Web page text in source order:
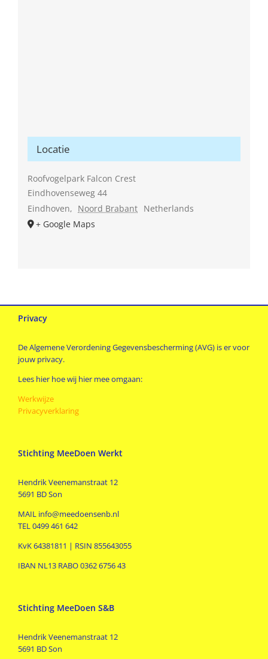
Locatie
Roofvogelpark Falcon Crest
Eindhovenseweg 44
Eindhoven, Noord Brabant Netherlands
+ Google Maps
Privacy
De Algemene Verordening Gegevensbescherming (AVG) is er voor
jouw privacy.
Lees hier hoe wij hier mee omgaan:
Werkwijze
Privacyverklaring
Stichting MeeDoen Werkt
Hendrik Veenemanstraat 12
5691 BD Son
MAIL info@meedoensenb.nl
TEL 0499 461 642
KvK 64381811 | RSIN 855643055
IBAN NL13 RABO 0362 6756 43
Stichting MeeDoen S&B
Hendrik Veenemanstraat 12
5691 BD Son